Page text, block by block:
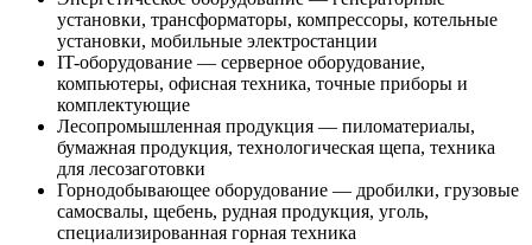
установки, трансформаторы, компрессоры, котельные
установки, мобильные электростанции
IT-оборудование — серверное оборудование,
компьютеры, офисная техника, точные приборы и
комплектующие
Лесопромышленная продукция — пиломатериалы,
бумажная продукция, технологическая щепа, техника
для лесозаготовки
Горнодобывающее оборудование — дробилки, грузовые
самосвалы, щебень, рудная продукция, уголь,
специализированная горная техника